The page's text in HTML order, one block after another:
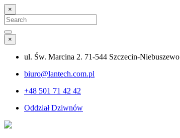
×
Search
for:
Search
×
ul. Św. Marcina 2. 71-544 Szczecin-Niebuszewo
biuro@lantech.com.pl
+48 501 71 42 42
Oddział Dziwnów